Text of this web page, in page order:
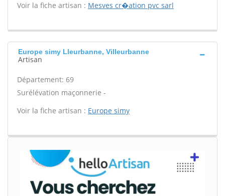
Voir la fiche artisan : Mesves cr�ation pvc sarl
Europe simy Lleurbanne, Villeurbanne
Artisan
Département: 69
Surélévation maçonnerie -
Voir la fiche artisan : Europe simy